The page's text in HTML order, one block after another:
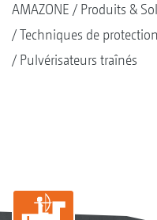
AMAZONE
Produits &
Techniques de
Pulvérisateurs traînés